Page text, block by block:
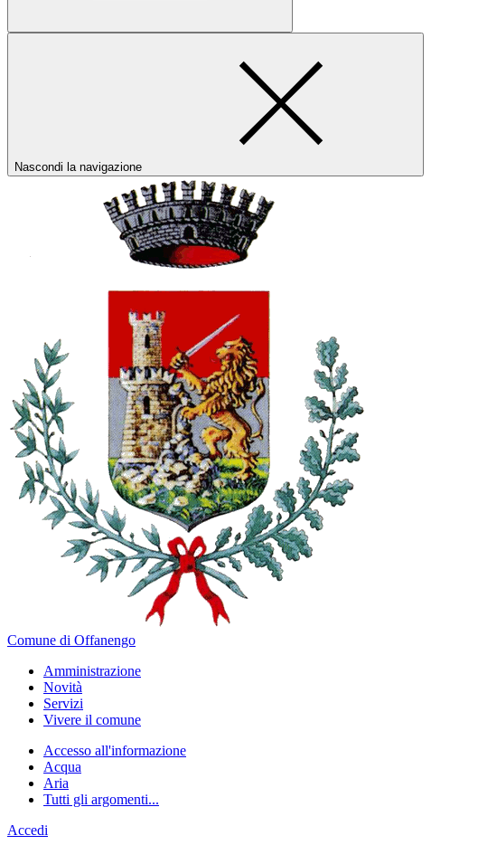
Nascondi la navigazione
Comune di Offanengo
Amministrazione
Novità
Servizi
Vivere il comune
Accesso all'informazione
Acqua
Aria
Tutti gli argomenti...
Accedi